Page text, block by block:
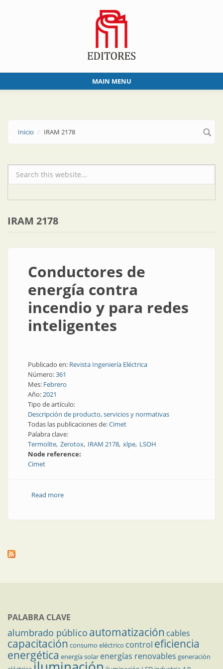
MAIN MENU
Inicio IRAM 2178
Formulario de búsqueda
IRAM 2178
Conductores de
energía contra
incendio y para redes
inteligentes
Publicado en: Revista Ingeniería Eléctrica
Número:361
Mes: Febrero
Año:2021
Tipo de artículo:
Descripción de producto, servicios y normativas
Todas las publicaciones de:Cimet
Palabra clave:
Termolite Zerotox IRAM 2178 xlpe LSOH
Node reference:
Cimet
Read moreabout Conductores de energía contra incendio y para
PALABRA CLAVE
alumbrado público automatización cables
capacitación consumo eléctrico control eficiencia
energética energía solar energías renovables generación